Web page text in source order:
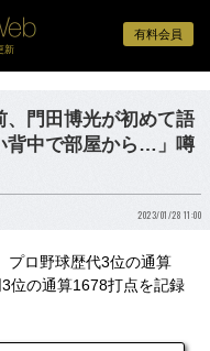
有料会員
新
、門田博光が初めて語
背中で部屋から…」噂
2023/01/28 11:00
プロ野球歴代3位の通算
位の通算1678打点を記録